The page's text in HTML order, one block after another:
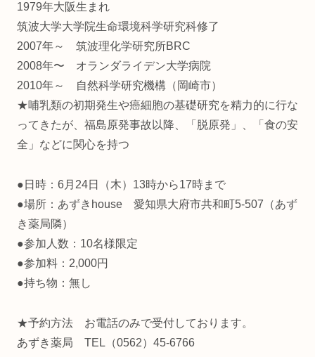
1979年大阪生まれ
筑波大学大学院生命環境科学研究科修了
2007年～ 筑波理化学研究所BRC
2008年〜 オランダライデン大学病院
2010年～ 自然科学研究機構（岡崎市）
★哺乳類の初期発生や癌細胞の基礎研究を精力的に行な
ってきたが、福島原発事故以降、「脱原発」、「食の安
全」などに関心を持つ
●日時：6月24日（木）13時から17時まで
●場所：あずきhouse 愛知県大府市共和町5-507（あず
き薬局隣）
●参加人数：10名様限定
●参加料：2,000円
●持ち物：無し
★予約方法 お電話のみで受付しております。
あずき薬局 TEL（0562）45-6766